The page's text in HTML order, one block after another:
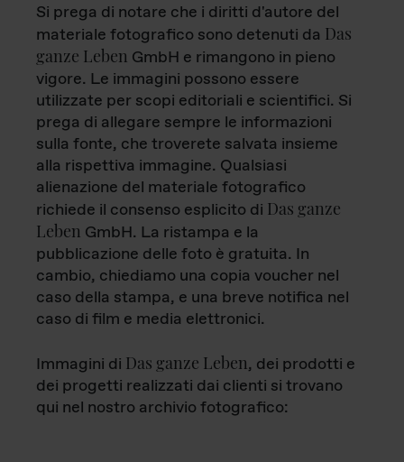
Si prega di notare che i diritti d'autore del
materiale fotografico sono detenuti da Das
ganze Leben GmbH e rimangono in pieno
vigore. Le immagini possono essere
utilizzate per scopi editoriali e scientifici. Si
prega di allegare sempre le informazioni
sulla fonte, che troverete salvata insieme
alla rispettiva immagine. Qualsiasi
alienazione del materiale fotografico
richiede il consenso esplicito di Das ganze
Leben GmbH. La ristampa e la
pubblicazione delle foto è gratuita. In
cambio, chiediamo una copia voucher nel
caso della stampa, e una breve notifica nel
caso di film e media elettronici.
Immagini di Das ganze Leben, dei prodotti e
dei progetti realizzati dai clienti si trovano
qui nel nostro archivio fotografico: